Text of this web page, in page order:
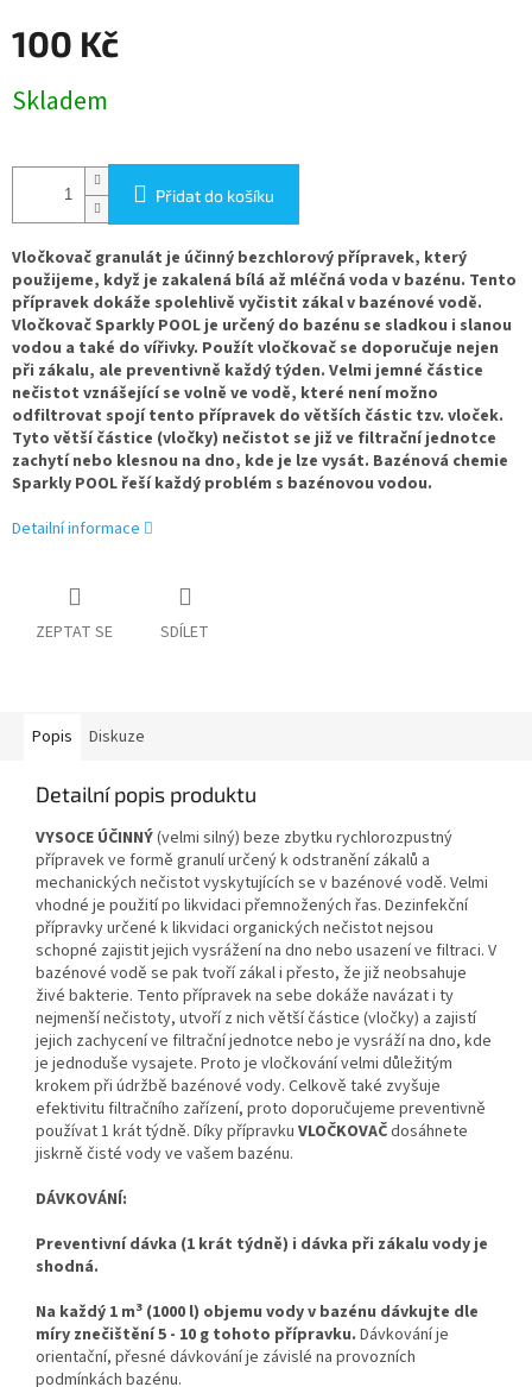
100 Kč
cena:
Skladem
Přidat do košíku
Vločkovač granulát je účinný bezchlorový přípravek, který
použijeme, když je zakalená bílá až mléčná voda v bazénu. Tento
přípravek dokáže spolehlivě vyčistit zákal v bazénové vodě.
Vločkovač Sparkly POOL je určený do bazénu se sladkou i slanou
vodou a také do vířivky. Použít vločkovač se doporučuje nejen
při zákalu, ale preventivně každý týden. Velmi jemné částice
nečistot vznášející se volně ve vodě, které není možno
odfiltrovat spojí tento přípravek do větších částic tzv. vloček.
Tyto větší částice (vločky) nečistot se již ve filtrační jednotce
zachytí nebo klesnou na dno, kde je lze vysát. Bazénová chemie
Sparkly POOL řeší každý problém s bazénovou vodou.
Detailní informace
ZEPTAT SE SDÍLET
Popis Diskuze
Detailní popis produktu
VYSOCE ÚČINNÝ(velmi silný) beze zbytku rychlorozpustný
přípravek ve formě granulí určený k odstranění zákalů a
mechanických nečistot vyskytujících se v bazénové vodě. Velmi
vhodné je použití po likvidaci přemnožených řas. Dezinfekční
přípravky určené k likvidaci organických nečistot nejsou
schopné zajistit jejich vysrážení na dno nebo usazení ve filtraci. V
bazénové vodě se pak tvoří zákal i přesto, že již neobsahuje
živé bakterie. Tento přípravek na sebe dokáže navázat i ty
nejmenší nečistoty, utvoří z nich větší částice (vločky) a zajistí
jejich zachycení ve filtrační jednotce nebo je vysráží na dno, kde
je jednoduše vysajete. Proto je vločkování velmi důležitým
krokem při údržbě bazénové vody. Celkově také zvyšuje
efektivitu filtračního zařízení, proto doporučujeme preventivně
používat 1 krát týdně. Díky přípravku VLOČKOVAČdosáhnete
jiskrně čisté vody ve vašem bazénu.
DÁVKOVÁNÍ:
Preventivní dávka (1 krát týdně) i dávka při zákalu vody je
shodná.
Na každý 1 m3 (1000 l) objemu vody v bazénu dávkujte dle
míry znečištění 5 - 10 g tohoto přípravku. Dávkování je
orientační, přesné dávkování je závislé na provozních
podmínkách bazénu.